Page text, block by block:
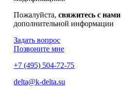
Пожалуйста, свяжитесь с нами
дополнительной информации
Задать вопрос
Позвоните мне
+7 (495) 504-72-75
delta@k-delta.su